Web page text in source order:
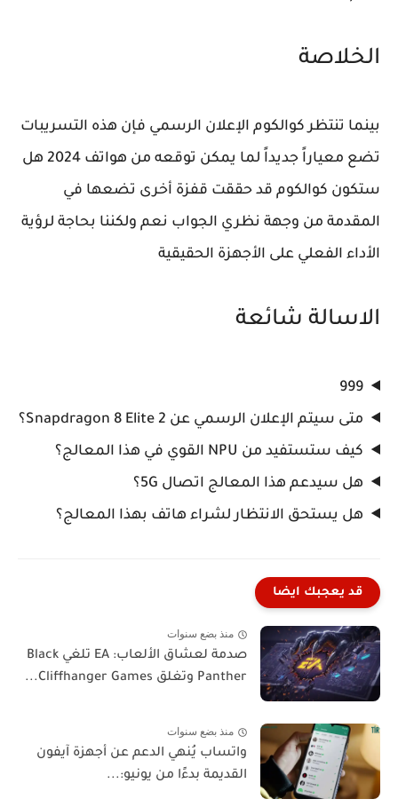
الخلاصة
بينما تنتظر كوالكوم الإعلان الرسمي فإن هذه التسريبات
تضع معياراً جديداً لما يمكن توقعه من هواتف 2024 هل
ستكون كوالكوم قد حققت قفزة أخرى تضعها في
المقدمة من وجهة نظري الجواب نعم ولكننا بحاجة لرؤية
الأداء الفعلي على الأجهزة الحقيقية
الاسالة شائعة
999
متى سيتم الإعلان الرسمي عن Snapdragon 8 Elite 2؟
كيف ستستفيد من NPU القوي في هذا المعالج؟
هل سيدعم هذا المعالج اتصال 5G؟
هل يستحق الانتظار لشراء هاتف بهذا المعالج؟
قد يعجبك ايضا
منذ بضع سنوات
صدمة لعشاق الألعاب: EA تلغي Black
Panther وتغلق Cliffhanger Games...
منذ بضع سنوات
واتساب يُنهي الدعم عن أجهزة آيفون
القديمة بدءًا من يونيو:...